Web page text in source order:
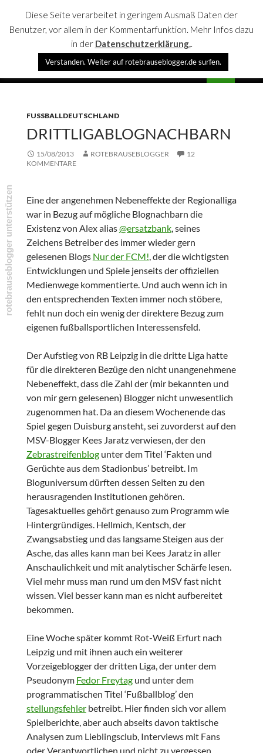
rotebrauseblogger
SPRINGE
FUSSBALLDEUTSCHLAND
DRITTLIGABLOGNACHBARN
15/08/2013 ROTEBRAUSEBLOGGER
12
KOMMENTARE
Eine der angenehmen Nebeneffekte der Regionalliga
war in Bezug auf mögliche Blognachbarn die
Existenz von Alex alias@ersatzbank, seines
Zeichens Betreiber des immer wieder gern
gelesenen Blogs Nur der FCM!, der die wichtigsten
Entwicklungen und Spiele jenseits der offiziellen
Medienwege kommentierte. Und auch wenn ich in
den entsprechenden Texten immer noch stöbere,
fehlt nun doch ein wenig der direktere Bezug zum
eigenen fußballsportlichen Interessensfeld.
Der Aufstieg von RB Leipzig in die dritte Liga hatte
für die direkteren Bezüge den nicht unangenehmene
Nebeneffekt, dass die Zahl der (mir bekannten und
von mir gern gelesenen) Blogger nicht unwesentlich
zugenommen hat. Da an diesem Wochenende das
Spiel gegen Duisburg ansteht, sei zuvorderst auf den
MSV-Blogger Kees Jaratz verwiesen, der den
Zebrastreifenblogunter dem Titel ‘Fakten und
Gerüchte aus dem Stadionbus’ betreibt. Im
Bloguniversum dürften dessen Seiten zu den
herausragenden Institutionen gehören.
Tagesaktuelles gehört genauso zum Programm wie
Hintergründiges. Hellmich, Kentsch, der
Zwangsabstieg und das langsame Steigen aus der
Asche, das alles kann man bei Kees Jaratz in aller
Anschaulichkeit und mit analytischer Schärfe lesen.
Viel mehr muss man rund um den MSV fast nicht
wissen. Viel besser kann man es nicht aufbereitet
bekommen.
Eine Woche später kommt Rot-Weiß Erfurt nach
Leipzig und mit ihnen auch ein weiterer
Vorzeigeblogger der dritten Liga, der unter dem
Pseudonym Fedor Freytagund unter dem
programmatischen Titel ‘Fußballblog’ den
stellungsfehlerbetreibt. Hier finden sich vor allem
Spielberichte, aber auch abseits davon taktische
Analysen zum Lieblingsclub, Interviews mit Fans
oder Verantwortlichen und nicht zu vergessen
Diese Seite verarbeitet in geringem Ausmaß Daten der
Benutzer, vor allem in der Kommentarfunktion. Mehr Infos dazu
in der Datenschutzerklärung..
Verstanden. Weiter auf rotebrauseblogger.de surfen.
rotebrauseblogger unterstützen